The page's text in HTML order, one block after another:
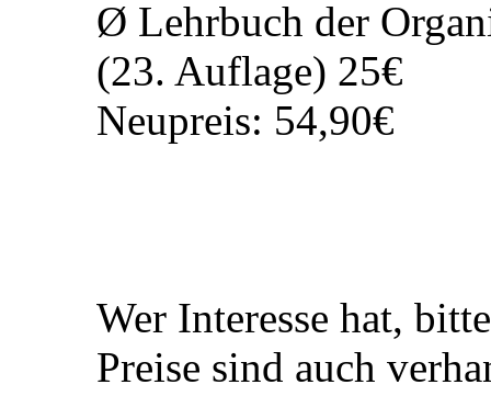
Ab 2./3. Semester
Ø Analytik 2 –
pharmazeutische
(23. Auflage) 25€
Neupreis: 54,90€